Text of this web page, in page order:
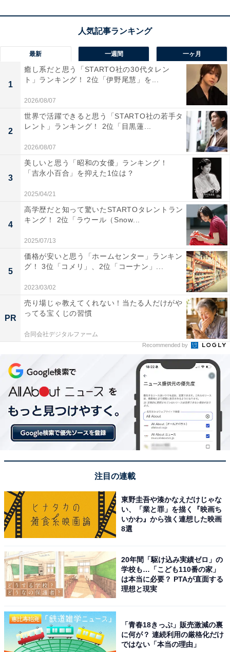
1位：さいたま市浦和区
6年連続で1位を獲得したのは、さいたま市浦和区でし
た。県庁や裁判所などの行政機関が集積している、埼玉
県の行政の中心地。東京都心へのアクセスも良好です。
駅周辺には商業施設だけでなく、美術館や図書館をはじ
め、青少年宇宙科学館など学術文化・芸術に触れること
ができる文教都市ならではの文化施設も充実していま
す。駅から少し歩くと緑豊かな公園や寺社があり、閑静
な住宅街が広がっています。
回答者からは、「図書館などの文化施設が特に充実して
いると思う。地域のお祭りよりも新しい形のイベントが
充実し、参加しやすいものが多いのがよい。ウナギまつ
りやスイーツまつり。さいたま国際マラソンや、自転車
のイベントも楽しかった」「最寄駅が都心にアクセスし
やすく、何路線か通っているのでかなり融通がきく。自
治体の催し物を頻繁に行っていて子供連れで参加しやす
い。街並みが綺麗、歩道などの植物がきちんと手入れさ
れている」などのコメントが寄せられました。
※回答者のコメントは原文ママです
この記事の筆者：福島 ゆき プロフィール
アニメや漫画のレビュー、エンタメトピックスなどを中
心に、オールジャンルで執筆中のライター。時々、店舗
取材などのリポート記事も担当。All AboutおよびAll
次ページ
10位までの全ランキング結果を見
最新 一週間 一ヶ月
1
癒し系だと思う「STARTO社の30代タレン
ト」ランキング！ 2位「伊野尾慧」を...
2026/08/07
2
世界で活躍できると思う「STARTO社の若手タ
レント」ランキング！ 2位「目黒蓮...
2026/08/07
3
美しいと思う「昭和の女優」ランキング！
「吉永小百合」を抑えた1位は？
2025/04/21
4
高学歴だと知って驚いたSTARTOタレントラン
キング！ 2位「ラウール（Snow...
2025/07/13
5
価格が安いと思う「ホームセンター」ランキン
グ！ 3位「コメリ」、2位「コーナン」...
2023/03/02
PR
売り場じゃ教えてくれない！当たる人だけがや
ってる宝くじの習慣
合同会社デジタルファーム
Recommended by
注目の連載
東野圭吾や湊かなえだけじゃな
い、「業と罪」を描く『映画ち
いかわ』から強く連想した映画
8選
20年間「駆け込み実績ゼロ」の
学校も…「こども110番の家」
は本当に必要？ PTAが直面する
理想と現実
「青春18きっぷ」販売激減の裏
に何が？ 連続利用の厳格化だけ
ではない「本当の理由」